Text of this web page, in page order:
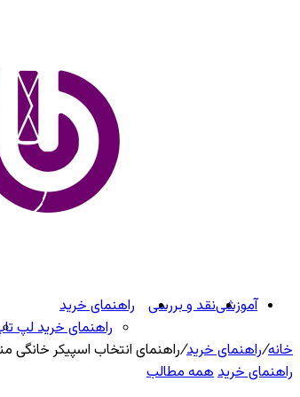
آموزشینقد و بررسی
راهنمای خرید
راهنمای خرید لپ
خانه/راهنمای خرید/راهنمای انتخاب اسپیکر خانگی
راهنمای خریدهمه مطالب